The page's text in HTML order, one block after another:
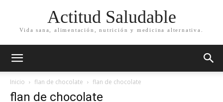
Actitud Saludable
Vida sana, alimentación, nutrición y medicina alternativa.
Inicio flan de chocolate flan de chocolate
flan de chocolate